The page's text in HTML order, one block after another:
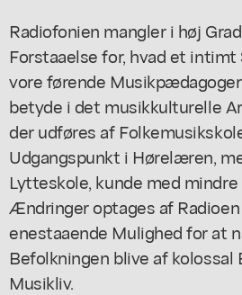
Radiofonien mangler i høj
Forstaaelse for, hvad et intimt
vore førende
betyde i det musikkulturelle
der udføres af
Udgangspunkt i Hørelæren,
Lytteskole, kunde med
Ændringer optages af
enestaaende Mulighed for at
Befolkningen blive af
Musikliv.